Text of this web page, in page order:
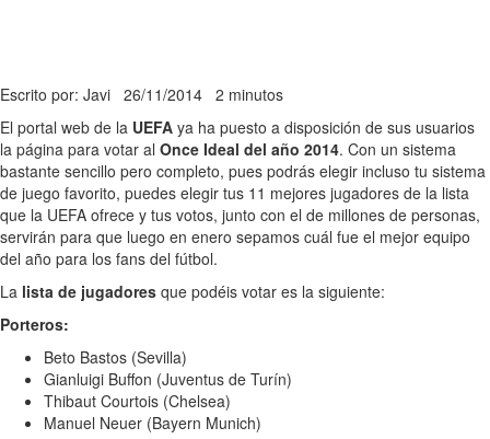
Escrito por: Javi 26/11/2014 2 minutos
El portal web de la UEFA ya ha puesto a disposición de sus usuarios
la página para votar al Once Ideal del año 2014. Con un sistema
bastante sencillo pero completo, pues podrás elegir incluso tu sistema
de juego favorito, puedes elegir tus 11 mejores jugadores de la lista
que la UEFA ofrece y tus votos, junto con el de millones de personas,
servirán para que luego en enero sepamos cuál fue el mejor equipo
del año para los fans del fútbol.
La lista de jugadores que podéis votar es la siguiente:
Porteros:
Beto Bastos (Sevilla)
Gianluigi Buffon (Juventus de Turín)
Thibaut Courtois (Chelsea)
Manuel Neuer (Bayern Munich)